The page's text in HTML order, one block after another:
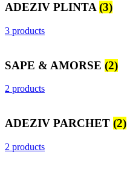
ADEZIV PLINTA(3)
3 products
SAPE & AMORSE (2)
2 products
ADEZIV PARCHET (2)
2 products